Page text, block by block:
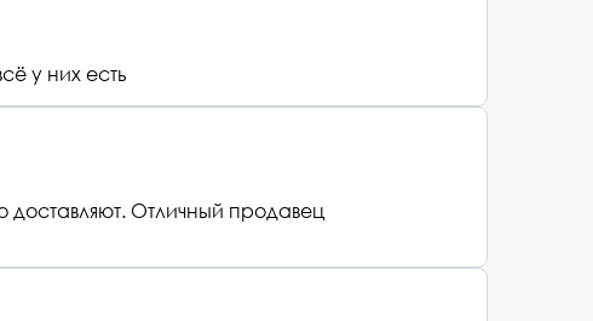
у них есть
доставляют. Отличный продавец